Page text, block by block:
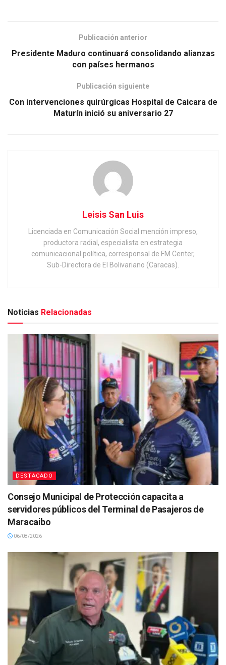
Publicación anterior
Presidente Maduro continuará consolidando alianzas
con países hermanos
Publicación siguiente
Con intervenciones quirúrgicas Hospital de Caicara de
Maturín inició su aniversario 27
Leisis San Luis
Licenciada en Comunicación Social mención impreso,
productora radial, especialista en estrategia
comunicacional política, corresponsal de FM Center,
Sub-Directora de El Bolivariano (Caracas).
Noticias Relacionadas
DESTACADO
Consejo Municipal de Protección capacita a
servidores públicos del Terminal de Pasajeros de
Maracaibo
06/08/2026